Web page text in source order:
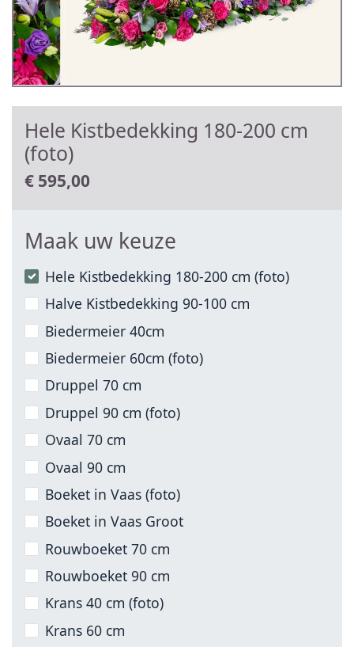
Hele Kistbedekking 180-200 cm
(foto)
€ 595,00
Maak uw keuze
Hele Kistbedekking 180-200 cm (foto)
Halve Kistbedekking 90-100 cm
Biedermeier 40cm
Biedermeier 60cm (foto)
Druppel 70 cm
Druppel 90 cm (foto)
Ovaal 70 cm
Ovaal 90 cm
Boeket in Vaas (foto)
Boeket in Vaas Groot
Rouwboeket 70 cm
Rouwboeket 90 cm
Krans 40 cm (foto)
Krans 60 cm